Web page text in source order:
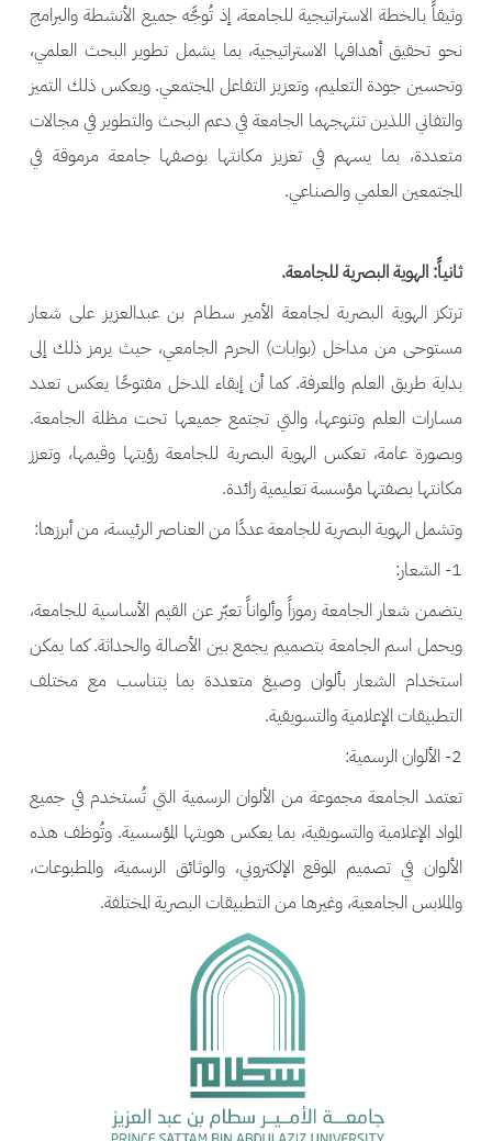
وثيقاً بالخطة الاستراتيجية للجامعة، إذ تُوجَّه جميع الأنشطة والبرامج
نحو تحقيق أهدافها الاستراتيجية، بما يشمل تطوير البحث العلمي،
وتحسين جودة التعليم، وتعزيز التفاعل المجتمعي. ويعكس ذلك التميز
والتفاني اللذين تنتهجهما الجامعة في دعم البحث والتطوير في مجالات
متعددة، بما يسهم في تعزيز مكانتها بوصفها جامعة مرموقة في
المجتمعين العلمي والصناعي.
ثانياً: الهوية البصرية للجامعة.
ترتكز الهوية البصرية لجامعة الأمير سطام بن عبدالعزيز على شعار
مستوحى من مداخل (بوابات) الحرم الجامعي، حيث يرمز ذلك إلى
بداية طريق العلم والمعرفة. كما أن إبقاء المدخل مفتوحًا يعكس تعدد
مسارات العلم وتنوعها، والتي تجتمع جميعها تحت مظلة الجامعة.
وبصورة عامة، تعكس الهوية البصرية للجامعة رؤيتها وقيمها، وتعزز
مكانتها بصفتها مؤسسة تعليمية رائدة.
وتشمل الهوية البصرية للجامعة عددًا من العناصر الرئيسة، من أبرزها:
1- الشعار:
يتضمن شعار الجامعة رموزاً وألواناً تعبّر عن القيم الأساسية للجامعة،
ويحمل اسم الجامعة بتصميم يجمع بين الأصالة والحداثة. كما يمكن
استخدام الشعار بألوان وصيغ متعددة بما يتناسب مع مختلف
التطبيقات الإعلامية والتسويقية.
2- الألوان الرسمية:
تعتمد الجامعة مجموعة من الألوان الرسمية التي تُستخدم في جميع
المواد الإعلامية والتسويقية، بما يعكس هويتها المؤسسية. وتُوظف هذه
الألوان في تصميم الموقع الإلكتروني، والوثائق الرسمية، والمطبوعات،
والملابس الجامعية، وغيرها من التطبيقات البصرية المختلفة.